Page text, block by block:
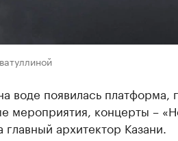
воде появилась платформа,
мероприятия, концерты –
архитектор Казани.